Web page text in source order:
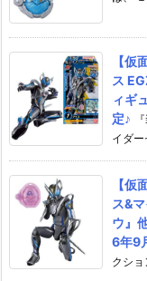
【仮
ス
ィギ
定♪
イダー
【仮
ス&
ウ』
6年9
クシ